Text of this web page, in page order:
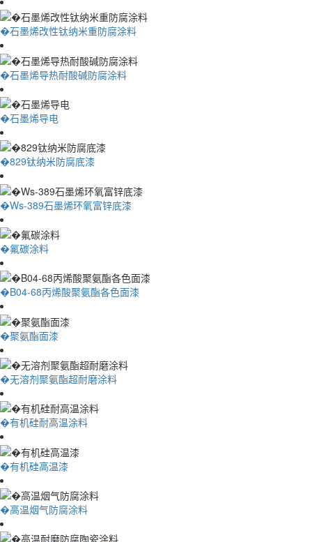
�石墨烯改性钛纳米重防腐涂料
�石墨烯导热耐酸碱防腐涂料
�石墨烯导电
�829钛纳米防腐底漆
�Ws-389石墨烯环氧富锌底漆
�氟碳涂料
�B04-68丙烯酸聚氨酯各色面漆
�聚氨酯面漆
�无溶剂聚氨酯超耐磨涂料
�有机硅耐高温涂料
�有机硅高温漆
�高温烟气防腐涂料